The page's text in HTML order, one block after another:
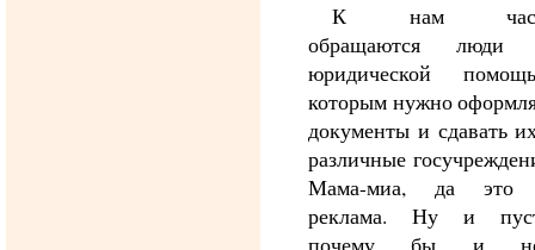
К нам
обращаются люди
юридической
которым нужно
документы и сдавать
различные
Мама-миа, да
реклама. Ну и
почему бы и